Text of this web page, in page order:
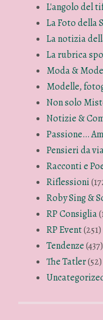
L'angolo del
La Foto della
La notizia
La rubrica
Moda & Mode
Modelle,
Non solo
Notizie &
Passione…
Pensieri da
Racconti e
Riflessioni
Roby Sing &
RP Consiglia
RP Event(251)
Tendenze(437)
The Tatler(52)